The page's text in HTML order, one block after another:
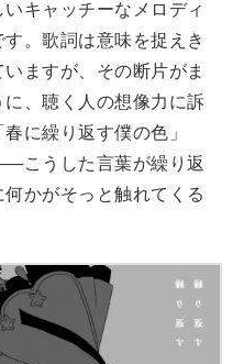
キャッチーなメロディ
。歌詞は意味を捉えき
ますが、その断片がま
、聴く人の想像力に訴
に繰り返す僕の色」
こうした言葉が繰り返
かがそっと触れてくる